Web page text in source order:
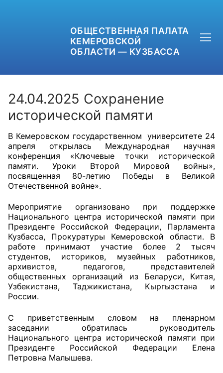
ОБЩЕСТВЕННАЯ ПАЛАТА
КЕМЕРОВСКОЙ
ОБЛАСТИ — КУЗБАССА
OPKO42@BK.RU
ОБРАТНАЯ СВЯЗЬ
Главная
Общественные советы
Общественные советы при территориальных
органах федеральных органов
Общественные советы по проведению
независимой оценки качества условий
оказания услуг
24.04.2025 Сохранение
исторической памяти
В Кемеровском государственном университете 24
апреля открылась Международная научная
конференция «Ключевые точки исторической
памяти. Уроки Второй Мировой войны»,
посвященная 80-летию Победы в Великой
Отечественной войне».
Мероприятие организовано при поддержке
Национального центра исторической памяти при
Президенте Российской Федерации, Парламента
Кузбасса, Прокуратуры Кемеровской области. В
работе принимают участие более 2 тысяч
студентов, историков, музейных работников,
архивистов, педагогов, представителей
общественных организаций из Беларуси, Китая,
Узбекистана, Таджикистана, Кыргызстана и
России.
С приветственным словом на пленарном
заседании обратилась руководитель
Национального центра исторической памяти при
Президенте Российской Федерации Елена
Петровна Малышева.